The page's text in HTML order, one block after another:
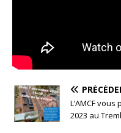
L’AMCF
2023 au